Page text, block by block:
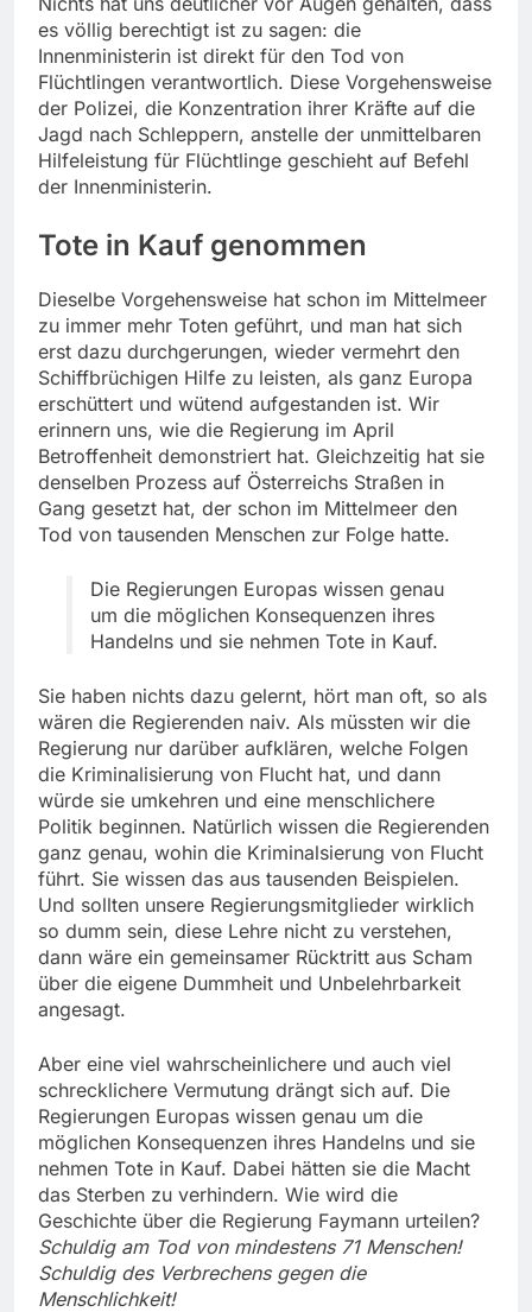
es völlig berechtigt ist zu sagen: die
Innenministerin ist direkt für den Tod von
Flüchtlingen verantwortlich. Diese Vorgehensweise
der Polizei, die Konzentration ihrer Kräfte auf die
Jagd nach Schleppern, anstelle der unmittelbaren
Hilfeleistung für Flüchtlinge geschieht auf Befehl
der Innenministerin.
Tote in Kauf genommen
Dieselbe Vorgehensweise hat schon im Mittelmeer
zu immer mehr Toten geführt, und man hat sich
erst dazu durchgerungen, wieder vermehrt den
Schiffbrüchigen Hilfe zu leisten, als ganz Europa
erschüttert und wütend aufgestanden ist. Wir
erinnern uns, wie die Regierung im April
Betroffenheit demonstriert hat. Gleichzeitig hat sie
denselben Prozess auf Österreichs Straßen in
Gang gesetzt hat, der schon im Mittelmeer den
Tod von tausenden Menschen zur Folge hatte.
Die Regierungen Europas wissen genau
um die möglichen Konsequenzen ihres
Handelns und sie nehmen Tote in Kauf.
Sie haben nichts dazu gelernt, hört man oft, so als
wären die Regierenden naiv. Als müssten wir die
Regierung nur darüber aufklären, welche Folgen
die Kriminalisierung von Flucht hat, und dann
würde sie umkehren und eine menschlichere
Politik beginnen. Natürlich wissen die Regierenden
ganz genau, wohin die Kriminalsierung von Flucht
führt. Sie wissen das aus tausenden Beispielen.
Und sollten unsere Regierungsmitglieder wirklich
so dumm sein, diese Lehre nicht zu verstehen,
dann wäre ein gemeinsamer Rücktritt aus Scham
über die eigene Dummheit und Unbelehrbarkeit
angesagt.
Aber eine viel wahrscheinlichere und auch viel
schrecklichere Vermutung drängt sich auf. Die
Regierungen Europas wissen genau um die
möglichen Konsequenzen ihres Handelns und sie
nehmen Tote in Kauf. Dabei hätten sie die Macht
das Sterben zu verhindern. Wie wird die
Geschichte über die Regierung Faymann urteilen?
Schuldig am Tod von mindestens 71 Menschen!
Schuldig des Verbrechens gegen die
Menschlichkeit!